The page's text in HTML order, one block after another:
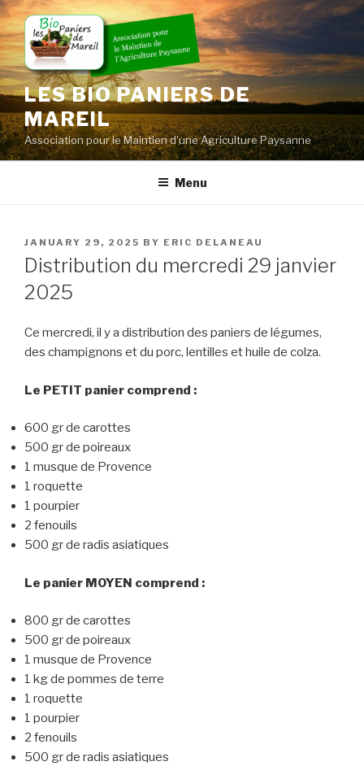
Skip
to
content
LES BIO PANIERS DE
MAREIL
Association pour le Maintien d'une Agriculture Paysanne
Menu
POSTED
ON
JANUARY 29, 2025 BY ERIC DELANEAU
Distribution du mercredi 29 janvier
2025
Ce mercredi, il y a distribution des paniers de légumes,
des champignons et du porc, lentilles et huile de colza.
Le PETIT panier comprend :
600 gr de carottes
500 gr de poireaux
1 musque de Provence
1 roquette
1 pourpier
2 fenouils
500 gr de radis asiatiques
Le panier MOYEN comprend :
800 gr de carottes
500 gr de poireaux
1 musque de Provence
1 kg de pommes de terre
1 roquette
1 pourpier
2 fenouils
500 gr de radis asiatiques